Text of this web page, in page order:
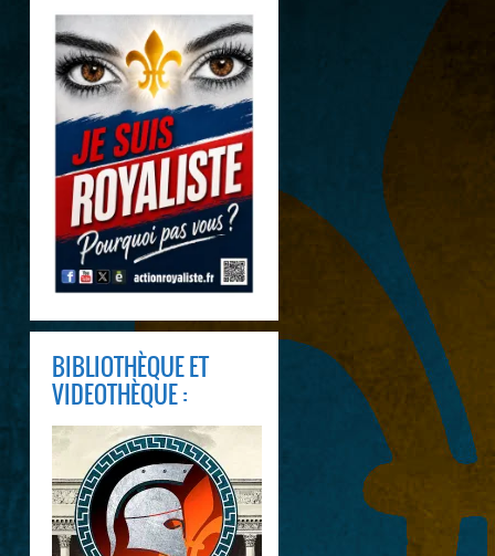
BIBLIOTHÈQUE ET
VIDEOTHÈQUE :